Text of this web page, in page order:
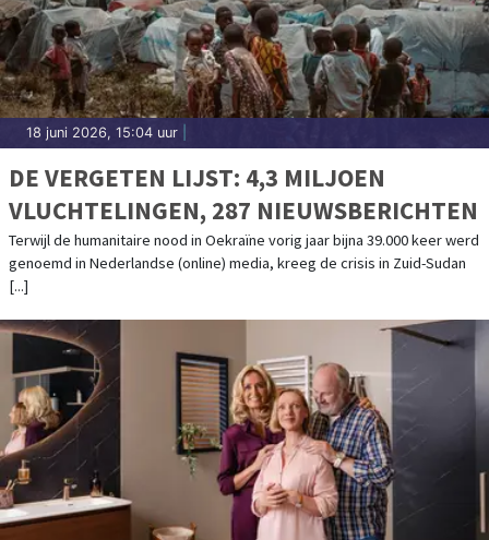
18 juni 2026, 15:04 uur
DE VERGETEN LIJST: 4,3 MILJOEN
VLUCHTELINGEN, 287 NIEUWSBERICHTEN
Terwijl de humanitaire nood in Oekraïne vorig jaar bijna 39.000 keer werd
genoemd in Nederlandse (online) media, kreeg de crisis in Zuid-Sudan
[...]